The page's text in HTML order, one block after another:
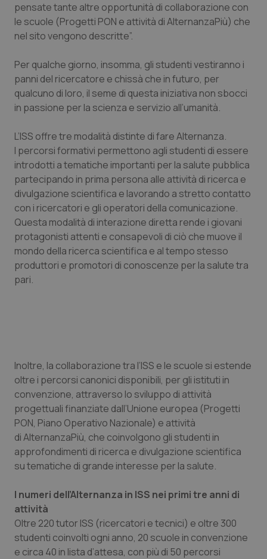
Friuli Venezia Giulia
Liguria
Lombardia
Marche
Molise
Piemonte
Provincia Autonoma di Bolzano
Provincia Autonoma di Trento
Toscana
Umbria
Valle D’Aosta
Dermatite Atopica
Diabete & glucometri
Disturbi dell’umore
Dolore
Donna & Salute
Epatiti
HIV
Infezioni & Febbre
Ipertensione & Scompenso
Obesità
Oftalmologia
Oncodermatologia
Oncologia & Nutrizione
Psoriasi & pelle
pensate tante altre opportunità di collaborazione con
le scuole (Progetti PON e attività di AlternanzaPiù) che
nel sito vengono descritte”.
Per qualche giorno, insomma, gli studenti vestiranno i
panni del ricercatore e chissà che in futuro, per
qualcuno di loro, il seme di questa iniziativa non sbocci
in passione per la scienza e servizio all’umanità.
L’ISS offre tre modalità distinte di fare Alternanza.
I percorsi formativi permettono agli studenti di essere
introdotti a tematiche importanti per la salute pubblica
partecipando in prima persona alle attività di ricerca e
divulgazione scientifica e lavorando a stretto contatto
con i ricercatori e gli operatori della comunicazione.
Questa modalità di interazione diretta rende i giovani
protagonisti attenti e consapevoli di ciò che muove il
mondo della ricerca scientifica e al tempo stesso
produttori e promotori di conoscenze per la salute tra
pari.
Inoltre, la collaborazione tra l’ISS e le scuole si estende
oltre i percorsi canonici disponibili, per gli istituti in
convenzione, attraverso lo sviluppo di attività
progettuali finanziate dall’Unione europea (Progetti
PON, Piano Operativo Nazionale) e attività
di AlternanzaPiù, che coinvolgono gli studenti in
approfondimenti di ricerca e divulgazione scientifica
su tematiche di grande interesse per la salute.
I numeri dell’Alternanza in ISS nei primi tre anni di
attività
Oltre 220 tutor ISS (ricercatori e tecnici) e oltre 300
studenti coinvolti ogni anno, 20 scuole in convenzione
e circa 40 in lista d’attesa, con più di 50 percorsi